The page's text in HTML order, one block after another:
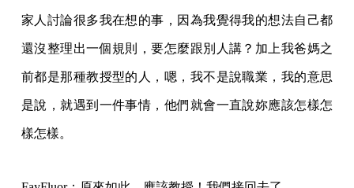
家人討論很多我在想的事，因為我覺得我的想法自己都
還沒整理出一個規則，要怎麼跟別人講？加上我爸媽之
前都是那種教授型的人，嗯，我不是說職業，我的意思
是說，就遇到一件事情，他們就會一直說妳應該怎樣怎
樣怎樣。